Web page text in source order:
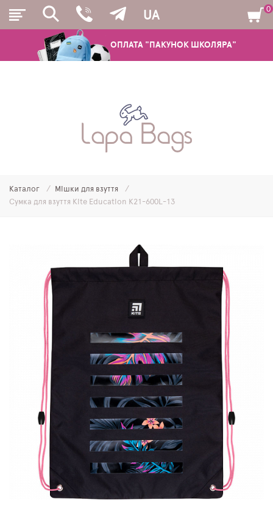
ОПЛАТА "ПАКУНОК ШКОЛЯРА"
UA
ШКІЛЬНІ РЮКЗАКИ ТА РАНЦІ
МОЛОДІЖНІ РЮКЗАКИ
ПЛЯШКИ ДЛЯ ВОДИ
SCHOOL STANDARD
SKYNAME
РОЗПРОДАЖ
0
Каталог
Мішки для взуття
Сумка для взуття Kite Education K21-600L-13